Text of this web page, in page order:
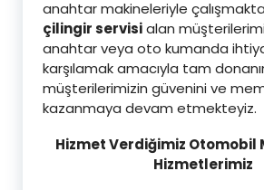
anahtar makineleriyle
çilingir servisialan
anahtar veya oto kumanda
karşılamak amacıyla tam
müşterilerimizin güvenini ve
kazanmaya devam etmekteyiz.
Hizmet Verdiğimiz Otomobil
Hizmetlerimiz